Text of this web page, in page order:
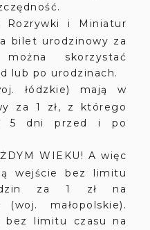
Rozrywki i Miniatur
bilet urodzinowy za
skorzystać
lub po urodzinach.
łódzkie) mają w
za 1 zł, z którego
5 dni przed i po
WIEKU! A więc
wejście bez limitu
za 1 zł na
(woj. małopolskie).
bez limitu czasu na